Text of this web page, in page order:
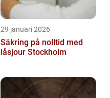
29 januari 2026
Säkring på nolltid med
låsjour Stockholm